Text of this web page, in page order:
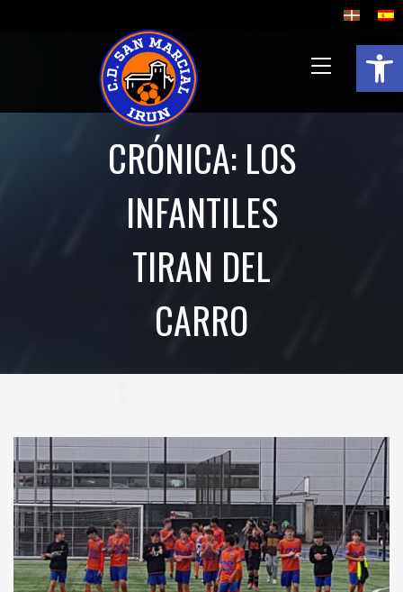
Abrir
CRÓNICA: LOS
INFANTILES
TIRAN DEL
CARRO